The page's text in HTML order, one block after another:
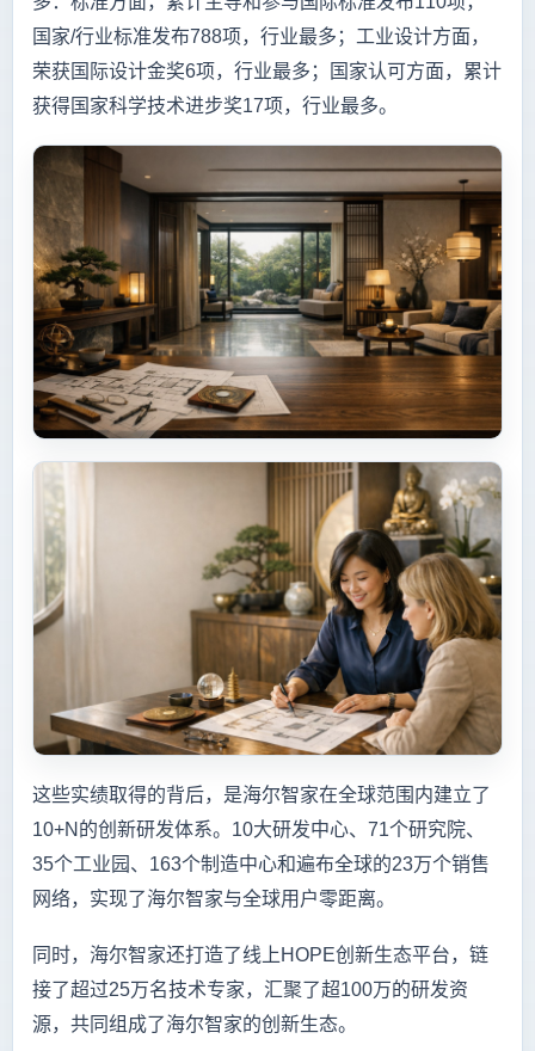
国家/行业标准发布788项，行业最多；工业设计方面，
荣获国际设计金奖6项，行业最多；国家认可方面，累计
获得国家科学技术进步奖17项，行业最多。
这些实绩取得的背后，是海尔智家在全球范围内建立了
10+N的创新研发体系。10大研发中心、71个研究院、
35个工业园、163个制造中心和遍布全球的23万个销售
网络，实现了海尔智家与全球用户零距离。
同时，海尔智家还打造了线上HOPE创新生态平台，链
接了超过25万名技术专家，汇聚了超100万的研发资
源，共同组成了海尔智家的创新生态。